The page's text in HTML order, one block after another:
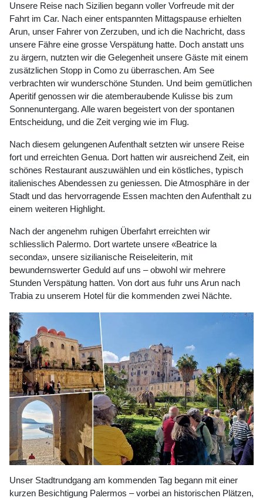
Unsere Reise nach Sizilien begann voller Vorfreude mit der
Fahrt im Car. Nach einer entspannten Mittagspause erhielten
Arun, unser Fahrer von Zerzuben, und ich die Nachricht, dass
unsere Fähre eine grosse Verspätung hatte. Doch anstatt uns
zu ärgern, nutzten wir die Gelegenheit unsere Gäste mit einem
zusätzlichen Stopp in Como zu überraschen. Am See
verbrachten wir wunderschöne Stunden. Und beim gemütlichen
Aperitif genossen wir die atemberaubende Kulisse bis zum
Sonnenuntergang. Alle waren begeistert von der spontanen
Entscheidung, und die Zeit verging wie im Flug.
Nach diesem gelungenen Aufenthalt setzten wir unsere Reise
fort und erreichten Genua. Dort hatten wir ausreichend Zeit, ein
schönes Restaurant auszuwählen und ein köstliches, typisch
italienisches Abendessen zu geniessen. Die Atmosphäre in der
Stadt und das hervorragende Essen machten den Aufenthalt zu
einem weiteren Highlight.
Nach der angenehm ruhigen Überfahrt erreichten wir
schliesslich Palermo. Dort wartete unsere «Beatrice la
seconda», unsere sizilianische Reiseleiterin, mit
bewundernswerter Geduld auf uns – obwohl wir mehrere
Stunden Verspätung hatten. Von dort aus fuhr uns Arun nach
Trabia zu unserem Hotel für die kommenden zwei Nächte.
Unser Stadtrundgang am kommenden Tag begann mit einer
kurzen Besichtigung Palermos – vorbei an historischen Plätzen,